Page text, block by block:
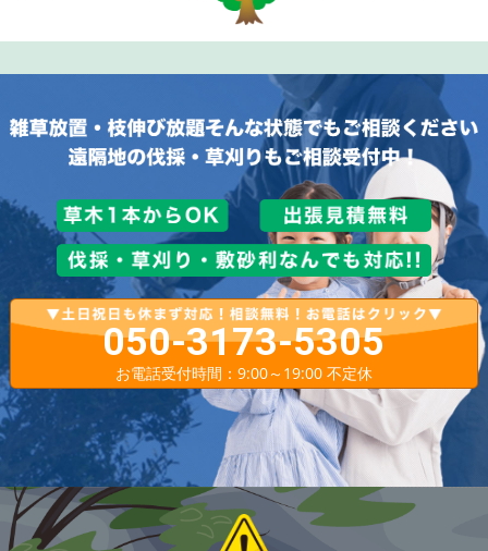
050-3173-5305
お電話受付時間：9:00～19:00 不定休